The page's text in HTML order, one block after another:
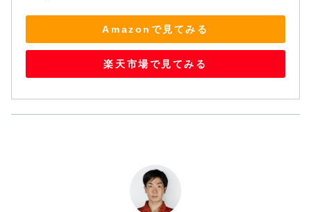
Amazonで見てみる
楽天市場で見てみる